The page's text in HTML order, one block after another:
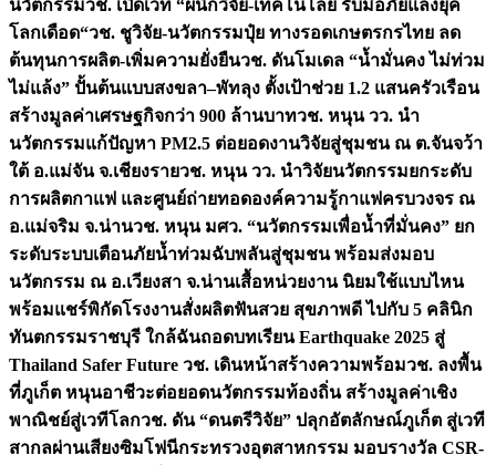
นวัตกรรมวช. เปิดเวที “ผนึกวิจัย-เทคโนโลยี รับมือภัยแล้งยุค
โลกเดือด“วช. ชูวิจัย-นวัตกรรมปุ๋ย ทางรอดเกษตรกรไทย ลด
ต้นทุนการผลิต-เพิ่มความยั่งยืนวช. ดันโมเดล “น้ำมั่นคง ไม่ท่วม
ไม่แล้ง” ปั้นต้นแบบสงขลา–พัทลุง ตั้งเป้าช่วย 1.2 แสนครัวเรือน
สร้างมูลค่าเศรษฐกิจกว่า 900 ล้านบาทวช. หนุน วว. นำ
นวัตกรรมแก้ปัญหา PM2.5 ต่อยอดงานวิจัยสู่ชุมชน ณ ต.จันจว้า
ใต้ อ.แม่จัน จ.เชียงรายวช. หนุน วว. นำวิจัยนวัตกรรมยกระดับ
การผลิตกาแฟ และศูนย์ถ่ายทอดองค์ความรู้กาแฟครบวงจร ณ
อ.แม่จริม จ.น่านวช. หนุน มศว. “นวัตกรรมเพื่อน้ำที่มั่นคง” ยก
ระดับระบบเตือนภัยน้ำท่วมฉับพลันสู่ชุมชน พร้อมส่งมอบ
นวัตกรรม ณ อ.เวียงสา จ.น่านเสื้อหน่วยงาน นิยมใช้แบบไหน
พร้อมแชร์พิกัดโรงงานสั่งผลิตฟันสวย สุขภาพดี ไปกับ 5 คลินิก
ทันตกรรมราชบุรี ใกล้ฉันถอดบทเรียน Earthquake 2025 สู่
Thailand Safer Future วช. เดินหน้าสร้างความพร้อมวช. ลงพื้น
ที่ภูเก็ต หนุนอาชีวะต่อยอดนวัตกรรมท้องถิ่น สร้างมูลค่าเชิง
พาณิชย์สู่เวทีโลกวช. ดัน “ดนตรีวิจัย” ปลุกอัตลักษณ์ภูเก็ต สู่เวที
สากลผ่านเสียงซิมโฟนีกระทรวงอุตสาหกรรม มอบรางวัล CSR-